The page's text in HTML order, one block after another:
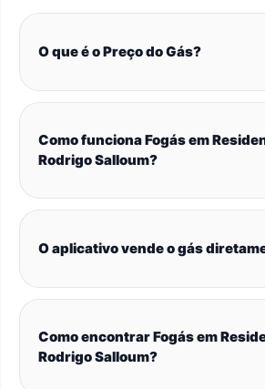
O que é o Preço do Gás?
Como funciona Fogás em
Rodrigo Salloum?
O aplicativo vende o gás
Como encontrar Fogás em
Rodrigo Salloum?